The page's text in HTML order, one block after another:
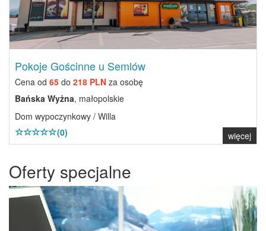
Pokoje Gościnne u Semlów
Cena od 65 do 218 PLN za osobę
Bańska Wyżna, małopolskie
Dom wypoczynkowy / Willa
(0)
więcej
Oferty specjalne